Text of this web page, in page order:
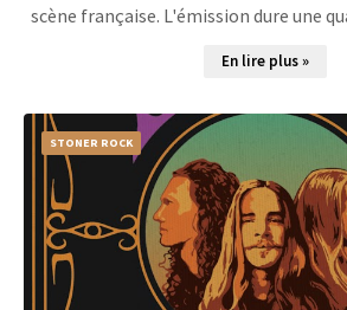
scène française. L'émission dure une
En lire plus »
STONER ROCK